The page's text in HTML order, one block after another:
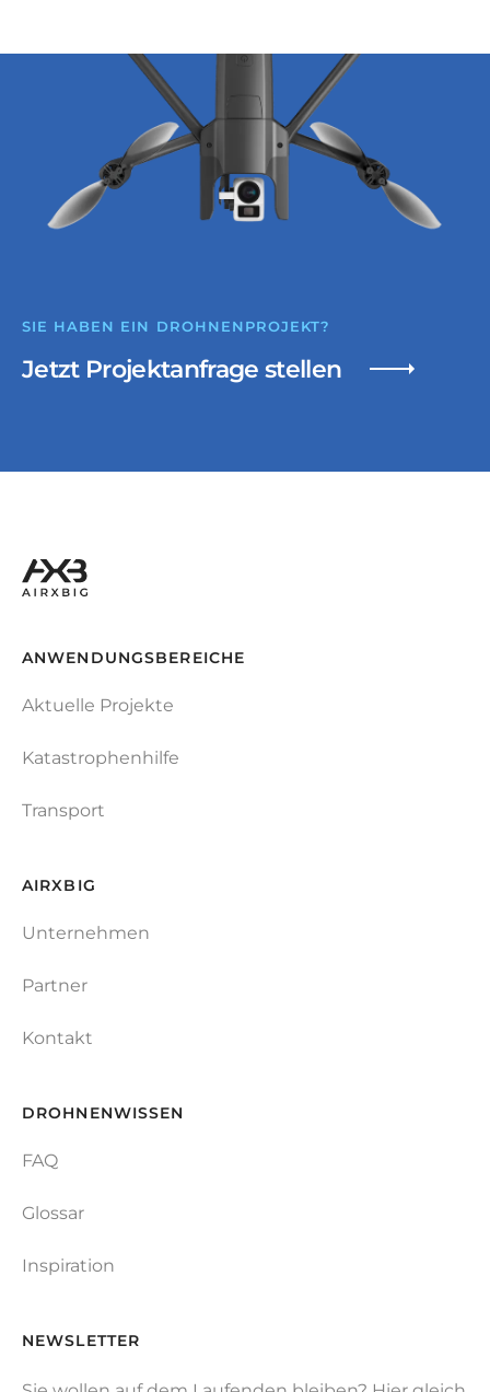
SIE HABEN EIN DROHNENPROJEKT?
Jetzt Projektanfrage stellen
ANWENDUNGSBEREICHE
Aktuelle Projekte
Katastrophenhilfe
Transport
AIRXBIG
Unternehmen
Partner
Kontakt
DROHNENWISSEN
FAQ
Glossar
Inspiration
NEWSLETTER